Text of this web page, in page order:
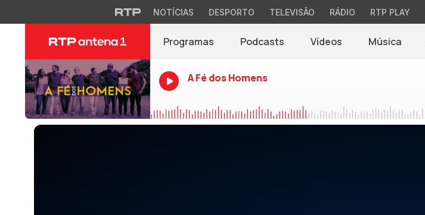
NOTÍCIAS DESPORTO TELEVISÃO RÁDIO RTP PLAY
Programas Podcasts Vídeos Música
A Fé dos Homens